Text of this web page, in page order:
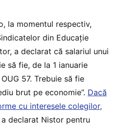
la momentul respectiv,
din Educație
a declarat că salariul unui
să fie, de la 1 ianuarie
57. Trebuie să fie
brut pe economie”. Dacă
cu interesele colegilor,
a declarat Nistor pentru